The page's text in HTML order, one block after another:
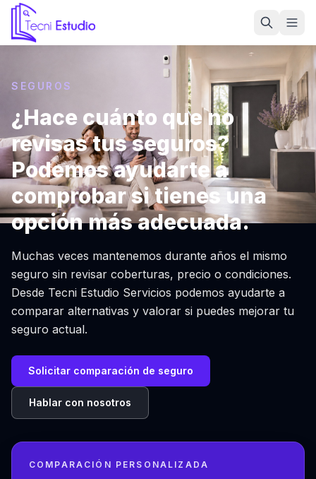
Ir a la página de inicio de Tecni Estudio
SEGUROS
¿Hace cuánto que no
revisas tus seguros?
Podemos ayudarte a
comprobar si tienes una
opción más adecuada.
Muchas veces mantenemos durante años el mismo
seguro sin revisar coberturas, precio o condiciones.
Desde Tecni Estudio Servicios podemos ayudarte a
comparar alternativas y valorar si puedes mejorar tu
seguro actual.
Solicitar comparación de seguro
Hablar con nosotros
COMPARACIÓN PERSONALIZADA